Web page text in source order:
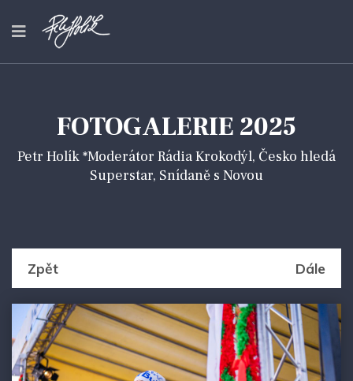
FOTOGALERIE 2025
Petr Holík *Moderátor Rádia Krokodýl, Česko hledá
Superstar, Snídaně s Novou
Zpět Dále